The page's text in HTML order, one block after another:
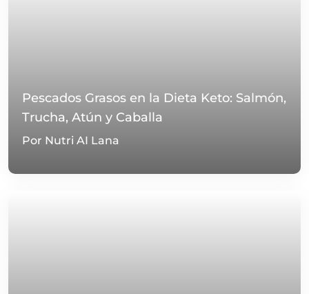
Pescados Grasos en la Dieta Keto: Salmón,
Trucha, Atún y Caballa
Por Nutri AI Lana